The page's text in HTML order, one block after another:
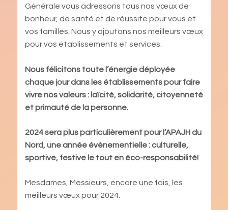
Générale vous adressons tous nos vœux de
bonheur, de santé et de réussite pour vous et
vos familles. Nous y ajoutons nos meilleurs vœux
pour vos établissements et services.
Nous félicitons toute l’énergie déployée
chaque jour dans les établissements pour faire
vivre nos valeurs : laïcité, solidarité, citoyenneté
et primauté de la personne.
2024 sera plus particulièrement pour l’APAJH du
Nord, une année évènementielle : culturelle,
sportive, festive le tout en éco-responsabilité!
Mesdames, Messieurs, encore une fois, les
meilleurs vœux pour 2024.